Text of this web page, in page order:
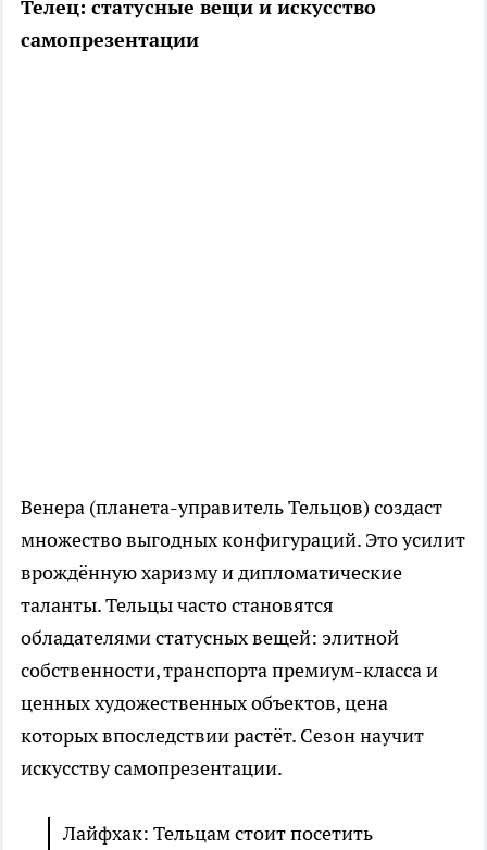
Телец: статусные вещи и искусство
самопрезентации
Венера (планета-управитель Тельцов) создаст
множество выгодных конфигураций. Это усилит
врождённую харизму и дипломатические
таланты. Тельцы часто становятся
обладателями статусных вещей: элитной
собственности, транспорта премиум-класса и
ценных художественных объектов, цена
которых впоследствии растёт. Сезон научит
искусству самопрезентации.
Лайфхак: Тельцам стоит посетить